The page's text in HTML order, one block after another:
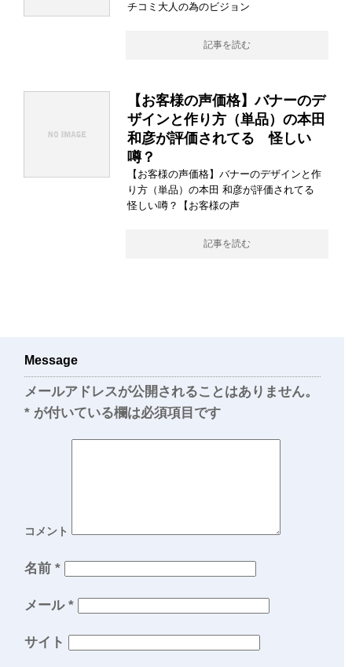
チコミ大人の為のビジョン
記事を読む
【お客様の声価格】バナーのデ
ザインと作り方（単品）の本田
和彦が評価されてる 怪しい
噂？
【お客様の声価格】バナーのデザインと作
り方（単品）の本田 和彦が評価されてる
怪しい噂？【お客様の声
記事を読む
Message
メールアドレスが公開されることはありません。
* が付いている欄は必須項目です
コメント
名前 *
メール *
サイト